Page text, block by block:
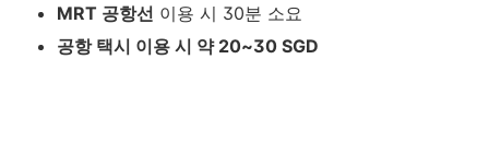
MRT 공항선 이용 시 30분 소요
공항 택시 이용 시 약 20~30 SGD